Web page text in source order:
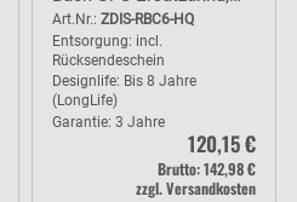
baugleich RBC6 Akku - 3
Jahre Garantie
Art.Nr.: ZDIS-RBC6-HQ
Entsorgung: incl.
Rücksendeschein
Designlife: Bis 8 Jahre
(LongLife)
Garantie: 3 Jahre
120,15 €
Brutto: 142,98 €
zzgl. Versandkosten